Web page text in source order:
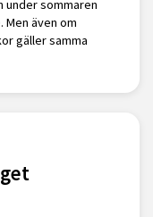
under sommaren
även om
gäller samma